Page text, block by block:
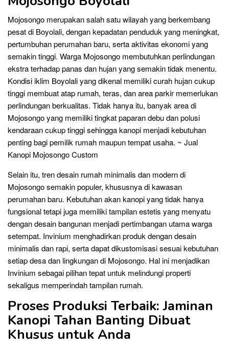
Mojosongo merupakan salah satu wilayah yang berkembang
pesat di Boyolali, dengan kepadatan penduduk yang meningkat,
pertumbuhan perumahan baru, serta aktivitas ekonomi yang
semakin tinggi. Warga Mojosongo membutuhkan perlindungan
ekstra terhadap panas dan hujan yang semakin tidak menentu.
Kondisi iklim Boyolali yang dikenal memiliki curah hujan cukup
tinggi membuat atap rumah, teras, dan area parkir memerlukan
perlindungan berkualitas. Tidak hanya itu, banyak area di
Mojosongo yang memiliki tingkat paparan debu dan polusi
kendaraan cukup tinggi sehingga kanopi menjadi kebutuhan
penting bagi pemilik rumah maupun tempat usaha. ~ Jual
Kanopi Mojosongo Custom
Selain itu, tren desain rumah minimalis dan modern di
Mojosongo semakin populer, khususnya di kawasan
perumahan baru. Kebutuhan akan kanopi yang tidak hanya
fungsional tetapi juga memiliki tampilan estetis yang menyatu
dengan desain bangunan menjadi pertimbangan utama warga
setempat. Invinium menghadirkan produk dengan desain
minimalis dan rapi, serta dapat dikustomisasi sesuai kebutuhan
setiap desa dan lingkungan di Mojosongo. Hal ini menjadikan
Invinium sebagai pilihan tepat untuk melindungi properti
sekaligus memperindah tampilan rumah.
Proses Produksi Terbaik: Jaminan
Kanopi Tahan Banting Dibuat
Khusus untuk Anda